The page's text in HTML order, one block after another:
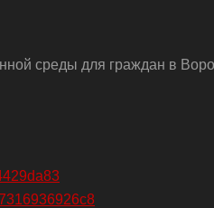
среды для граждан в